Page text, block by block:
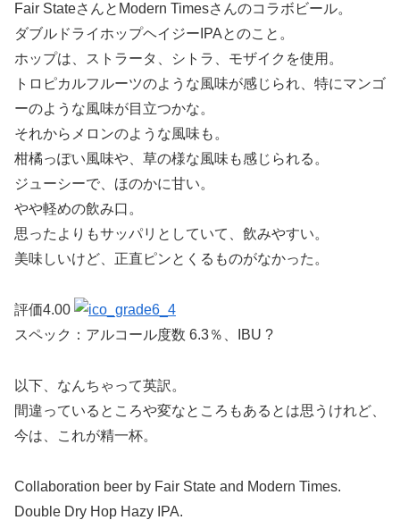
Fair StateさんとModern Timesさんのコラボビール。
ダブルドライホップヘイジーIPAとのこと。
ホップは、ストラータ、シトラ、モザイクを使用。
トロピカルフルーツのような風味が感じられ、特にマンゴ
ーのような風味が目立つかな。
それからメロンのような風味も。
柑橘っぽい風味や、草の様な風味も感じられる。
ジューシーで、ほのかに甘い。
やや軽めの飲み口。
思ったよりもサッパリとしていて、飲みやすい。
美味しいけど、正直ピンとくるものがなかった。
評価4.00
スペック：アルコール度数 6.3％、IBU ?
以下、なんちゃって英訳。
間違っているところや変なところもあるとは思うけれど、
今は、これが精一杯。
Collaboration beer by Fair State and Modern Times.
Double Dry Hop Hazy IPA.